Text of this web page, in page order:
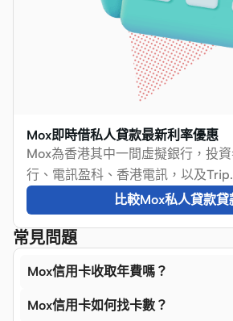
Mox即時借私人貸款最新利率優惠
Mox為香港其中一間虛擬銀行，投
行、電訊盈科、香港電訊，以及
比較Mox私人貸款貸
常見問題
Mox信用卡收取年費嗎？
Mox信用卡如何找卡數？